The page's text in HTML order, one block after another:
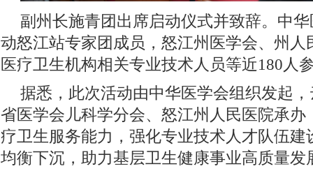
副州长施青团出席启动仪式并致辞。中
动怒江站专家团成员，怒江州医学会、州人
医疗卫生机构相关专业技术人员等近180人
据悉，此次活动由中华医学会组织发起
省医学会儿科学分会、怒江州人民医院承办
疗卫生服务能力，强化专业技术人才队伍建
均衡下沉，助力基层卫生健康事业高质量发